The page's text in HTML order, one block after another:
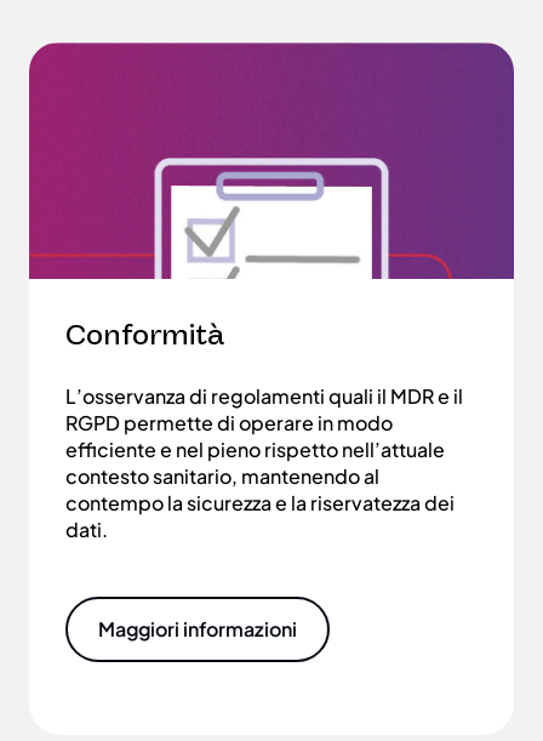
Conformità
L’osservanza di regolamenti quali il MDR e il
RGPD permette di operare in modo
efficiente e nel pieno rispetto nell’attuale
contesto sanitario, mantenendo al
contempo la sicurezza e la riservatezza dei
dati.
Maggiori informazioni